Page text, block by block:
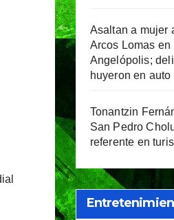
Asaltan a mujer
Arcos Lomas en
Angelópolis;
huyeron en auto
Tonantzin
San Pedro
referente en